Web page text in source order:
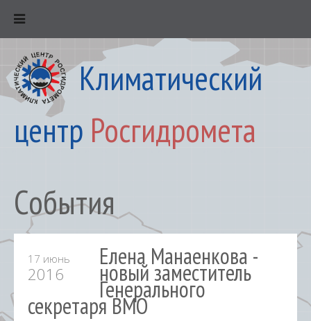
Климатический
центр Росгидромета
События
17 июнь
2016
Елена Манаенкова -
новый заместитель
Генерального
секретаря ВМО